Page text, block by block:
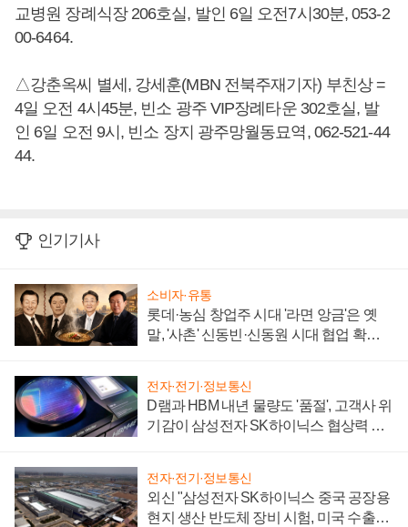
교병원 장례식장 206호실, 발인 6일 오전7시30분, 053-2
00-6464.
△강춘옥씨 별세, 강세훈(MBN 전북주재기자) 부친상 =
4일 오전 4시45분, 빈소 광주 VIP장례타운 302호실, 발
인 6일 오전 9시, 빈소 장지 광주망월동묘역, 062-521-44
44.
인기기사
소비자·유통
롯데·농심 창업주 시대 '라면 앙금'은 옛
말, '사촌' 신동빈·신동원 시대 협업 확대
전자·전기·정보통신
D램과 HBM 내년 물량도 '품절', 고객사 위
기감이 삼성전자 SK하이닉스 협상력 더
전자·전기·정보통신
외신 "삼성전자 SK하이닉스 중국 공장용
현지 생산 반도체 장비 시험, 미국 수출통